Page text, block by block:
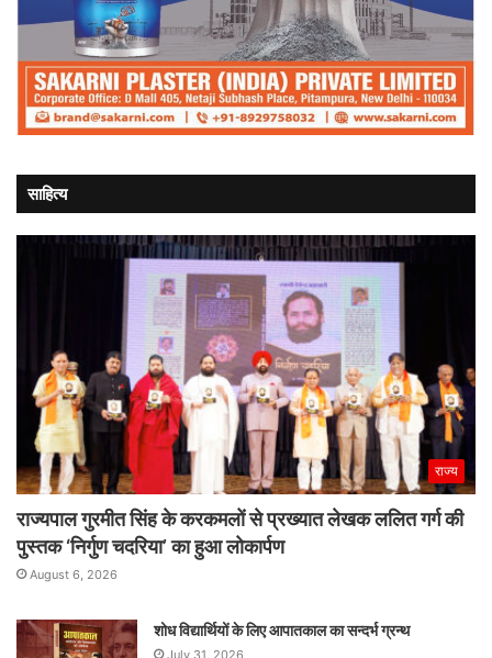
साहित्य
राज्य
राज्यपाल गुरमीत सिंह के करकमलों से प्रख्यात लेखक ललित गर्ग की
पुस्तक ‘निर्गुण चदरिया’ का हुआ लोकार्पण
August 6, 2026
शोध विद्यार्थियों के लिए आपातकाल का सन्दर्भ ग्रन्थ
July 31, 2026